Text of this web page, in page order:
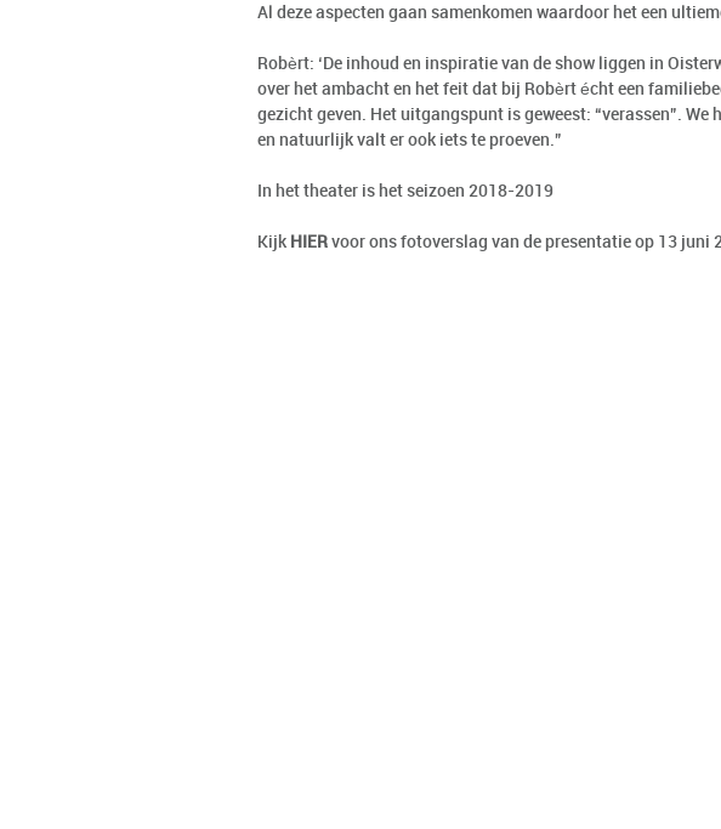
Al deze aspecten gaan samenkomen waardoor het een
Robèrt: ‘De inhoud en inspiratie van de show liggen in
over het ambacht en het feit dat bij Robèrt écht een
gezicht geven. Het uitgangspunt is geweest: “verassen”.
en natuurlijk valt er ook iets te proeven.”
In het theater is het seizoen 2018-2019
Kijk HIER voor ons fotoverslag van de presentatie op 13 juni